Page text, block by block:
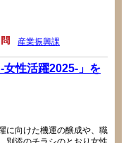
産業振興課
女性活躍2025-」を
に向けた機運の醸成や、職